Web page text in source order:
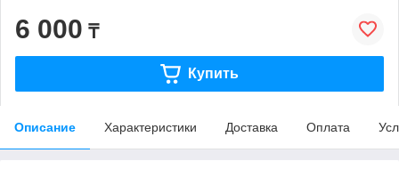
6 000 ₸
Купить
Описание Характеристики Доставка Оплата